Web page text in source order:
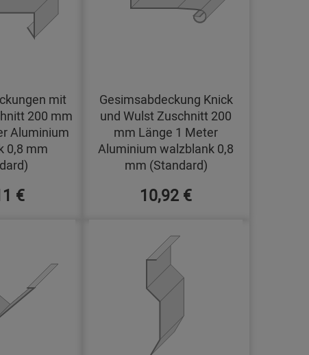
mit
200 mm
Aluminium
0,8 mm
€
Gesimsabdeckung Knick
und Wulst Zuschnitt 200
mm Länge 1 Meter
Aluminium walzblank 0,8
mm (Standard)
10,92 €